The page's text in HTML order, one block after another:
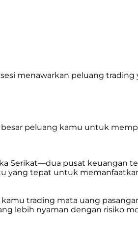
menawarkan peluang trading
peluang kamu untuk
Serikat—dua pusat keuangan
yang tepat untuk
trading mata uang
lebih nyaman dengan risiko